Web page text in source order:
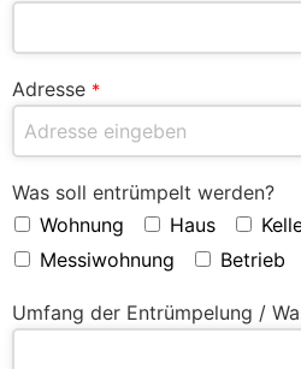
Adresse *
Was soll entrümpelt werden?
Wohnung
Haus
Messiwohnung
Betrieb
Umfang der Entrümpelung /